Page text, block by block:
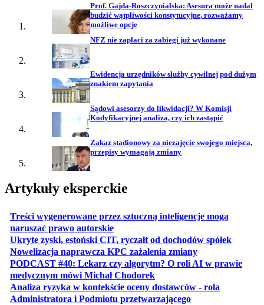
Prof. Gajda-Roszczynialska: Asesura może nadal
budzić wątpliwości konstytucyjne, rozważamy
możliwe opcje
NFZ nie zapłaci za zabiegi już wykonane
Ewidencja urzędników służby cywilnej pod dużym
znakiem zapytania
Sądowi asesorzy do likwidacji? W Komisji
Kodyfikacyjnej analiza, czy ich zastąpić
Zakaz stadionowy za niezajęcie swojego miejsca,
przepisy wymagają zmiany
Artykuły eksperckie
Treści wygenerowane przez sztuczną inteligencje mogą
naruszać prawo autorskieotwiera się w nowej karcie
Ukryte zyski, estoński CIT, ryczałt od dochodów spółekotwiera
Nowelizacja naprawcza KPC zażalenia zmianyotwiera się w
PODCAST #40: Lekarz czy algorytm? O roli AI w prawie
medycznym mówi Michał Chodorekotwiera się w nowej karcie
Analiza ryzyka w kontekście oceny dostawców - rola
Administratora i Podmiotu przetwarzającegootwiera się w